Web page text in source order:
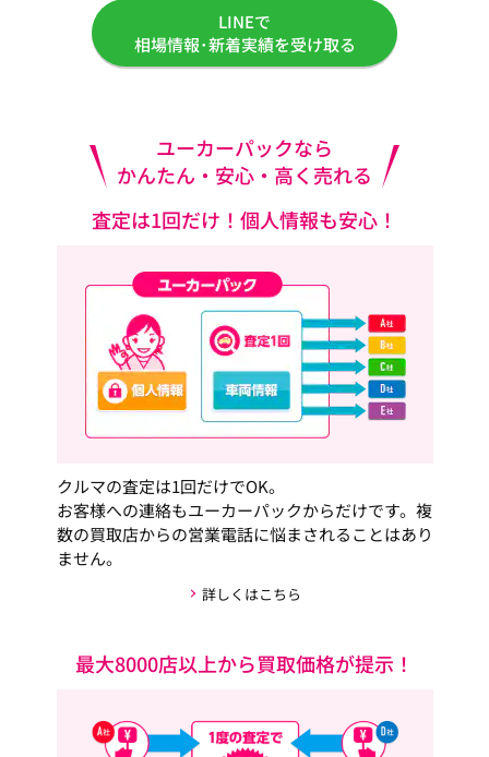
LINEで
相場情報･新着実績を受け取る
ユーカーパックなら
かんたん・安心・高く売れる
査定は1回だけ！個人情報も安心！
クルマの査定は1回だけでOK。
お客様への連絡もユーカーパックからだけです。複
数の買取店からの営業電話に悩まされることはあり
ません。
詳しくはこちら
最大8000店以上から買取価格が提示！